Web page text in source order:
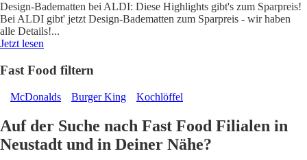
Design-Badematten bei ALDI: Diese Highlights gibt's zum Sparpreis!
Bei ALDI gibt' jetzt Design-Badematten zum Sparpreis - wir haben
alle Details!...
Jetzt lesen
Fast Food filtern
McDonalds Burger King Kochlöffel
Auf der Suche nach Fast Food Filialen in
Neustadt und in Deiner Nähe?